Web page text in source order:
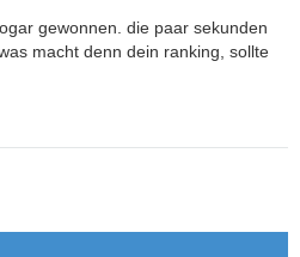
gewonnen. die paar sekunden
macht denn dein ranking, sollte